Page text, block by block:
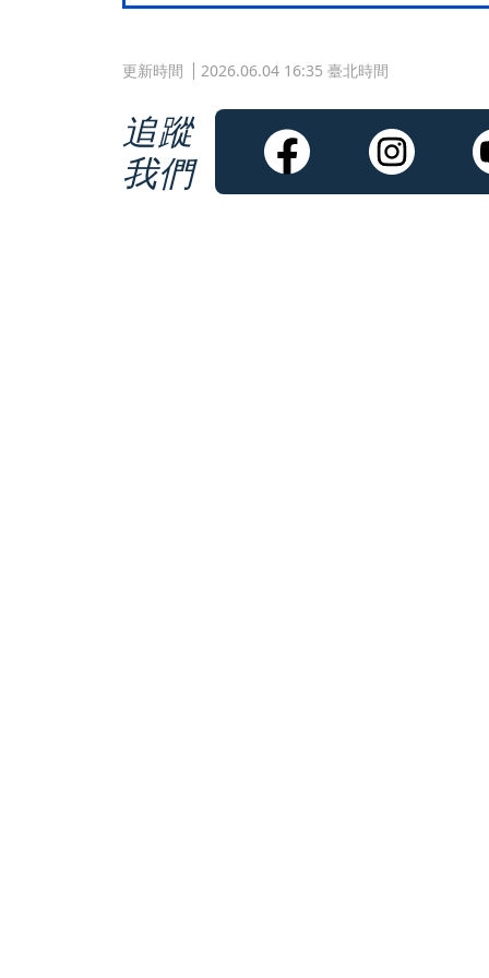
更新時間 2026.06.04 16:35 臺北時間
追蹤
我們